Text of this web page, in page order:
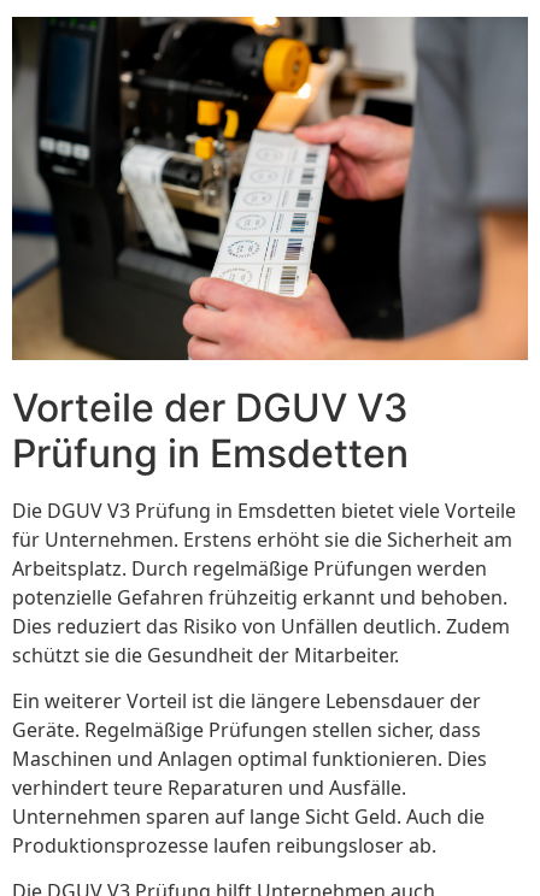
Vorteile der DGUV V3
Prüfung in Emsdetten
Die DGUV V3 Prüfung in Emsdetten bietet viele Vorteile
für Unternehmen. Erstens erhöht sie die Sicherheit am
Arbeitsplatz. Durch regelmäßige Prüfungen werden
potenzielle Gefahren frühzeitig erkannt und behoben.
Dies reduziert das Risiko von Unfällen deutlich. Zudem
schützt sie die Gesundheit der Mitarbeiter.
Ein weiterer Vorteil ist die längere Lebensdauer der
Geräte. Regelmäßige Prüfungen stellen sicher, dass
Maschinen und Anlagen optimal funktionieren. Dies
verhindert teure Reparaturen und Ausfälle.
Unternehmen sparen auf lange Sicht Geld. Auch die
Produktionsprozesse laufen reibungsloser ab.